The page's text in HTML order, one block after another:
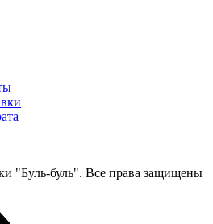
"Буль-буль". Все права защищены